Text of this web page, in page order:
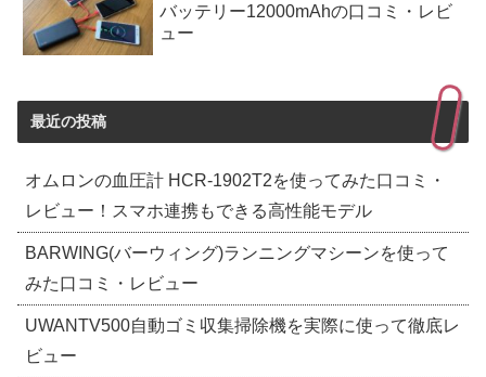
バッテリー12000mAhの口コミ・レビ
ュー
最近の投稿
オムロンの血圧計 HCR-1902T2を使ってみた口コミ・
レビュー！スマホ連携もできる高性能モデル
BARWING(バーウィング)ランニングマシーンを使って
みた口コミ・レビュー
UWANTV500自動ゴミ収集掃除機を実際に使って徹底レ
ビュー